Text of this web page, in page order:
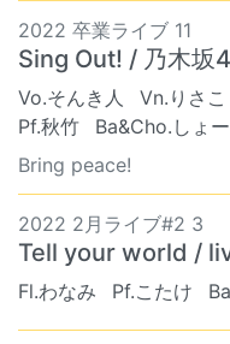
2022 卒業ライブ 11
Sing Out! / 乃木坂
Vo.そんき人 Vn.りさこ
Pf.秋竹
Ba&Cho.しょ
Bring peace!
2022 2月ライブ#2 3
Tell your world /
Fl.わなみ Pf.こたけ